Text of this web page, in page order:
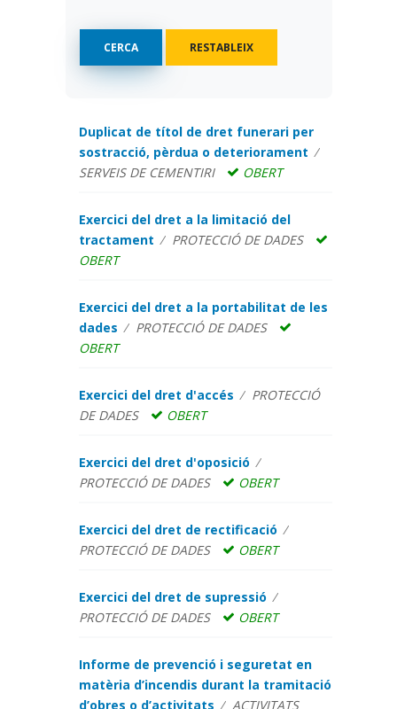
Duplicat de títol de dret funerari per
sostracció, pèrdua o deteriorament
SERVEIS DE CEMENTIRI
OBERT
Exercici del dret a la limitació del
tractament
PROTECCIÓ DE DADES
OBERT
Exercici del dret a la portabilitat de les
dades
PROTECCIÓ DE DADES
OBERT
Exercici del dret d'accés
PROTECCIÓ
DE DADES
OBERT
Exercici del dret d'oposició
PROTECCIÓ DE DADES
OBERT
Exercici del dret de rectificació
PROTECCIÓ DE DADES
OBERT
Exercici del dret de supressió
PROTECCIÓ DE DADES
OBERT
Informe de prevenció i seguretat en
matèria d’incendis durant la tramitació
d’obres o d’activitats
ACTIVITATS